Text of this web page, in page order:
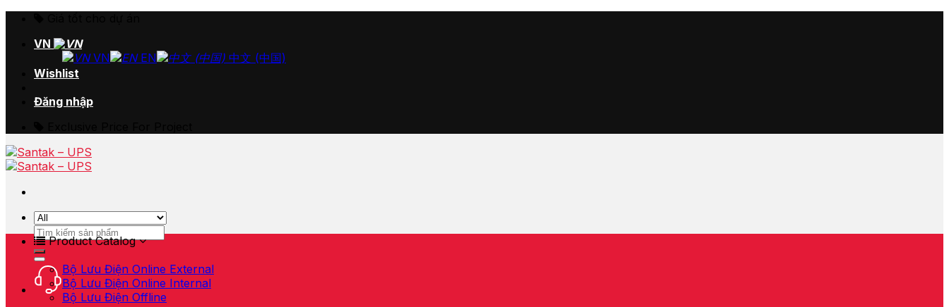
content
VN
VN
EN
中文 (中国)
Wishlist
Đăng nhập
Tìm
kiếm:Product Catalog
Bộ Lưu Điện Online External
Bộ Lưu Điện Online Internal
Bộ Lưu Điện Offline